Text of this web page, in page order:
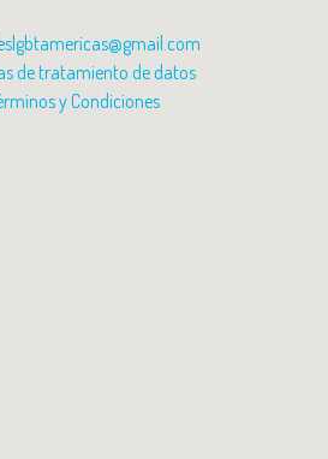
de tratamiento de datos
y Condiciones